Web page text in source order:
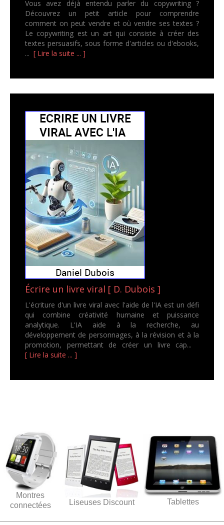
Vous avez déjà entendu parler du copywriting ?
Découvrez un petit article pour comprendre
comment on peut vendre et où vendre ses textes ?
Le copywriting est un art qui consiste à créer des
textes persuasifs, sous forme d'articles ou d'ebooks,
... [ Lire la suite ... ]
Écrire un livre viral [ D. Dubois ]
L'écriture d'un livre viral avec l'aide de l'IA est un défi
qui combine créativité humaine et puissance
analytique. L'IA aide à la recherche, au
développement de personnages, à la révision et à la
promotion, permettant de créer un livre cap...
[ Lire la suite ... ]
Montres
connectées
Liseuses Discount Tablettes